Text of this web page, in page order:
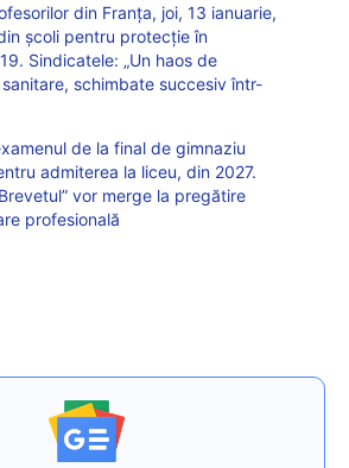
din Franța, joi, 13 ianuarie,
școli pentru protecție în
Sindicatele: „Un haos de
sanitare, schimbate succesiv într-
de la final de gimnaziu
admiterea la liceu, din 2027.
vor merge la pregătire
profesională